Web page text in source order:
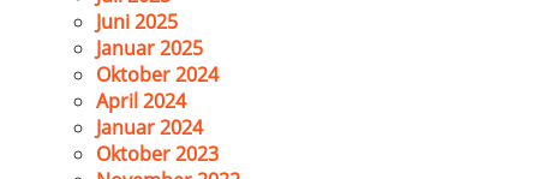
Juni 2025
Januar 2025
Oktober 2024
April 2024
Januar 2024
Oktober 2023